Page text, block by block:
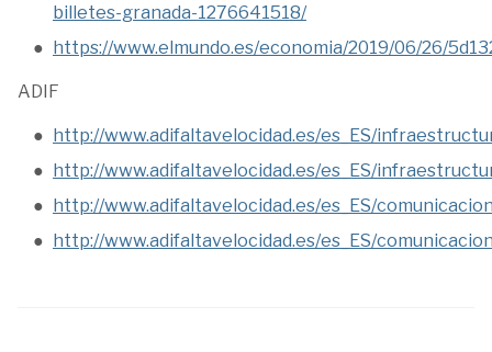
billetes-granada-1276641518/
https://www.elmundo.es/economia/2019/06/26/
ADIF
http://www.adifaltavelocidad.es/es_ES/
http://www.adifaltavelocidad.es/es_ES/
http://www.adifaltavelocidad.es/es_ES/
http://www.adifaltavelocidad.es/es_ES/